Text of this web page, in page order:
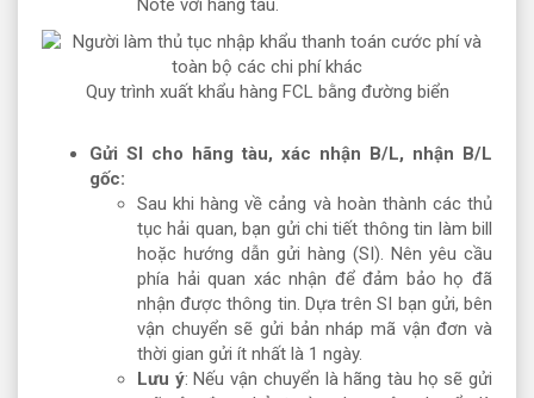
Note với hãng tàu.
Quy trình xuất khẩu hàng FCL bằng đường biển
Gửi SI cho hãng tàu, xác nhận B/L, nhận B/L
gốc:
Sau khi hàng về cảng và hoàn thành các thủ
tục hải quan, bạn gửi chi tiết thông tin làm bill
hoặc hướng dẫn gửi hàng (SI). Nên yêu cầu
phía hải quan xác nhận để đảm bảo họ đã
nhận được thông tin. Dựa trên SI bạn gửi, bên
vận chuyển sẽ gửi bản nháp mã vận đơn và
thời gian gửi ít nhất là 1 ngày.
Lưu ý: Nếu vận chuyển là hãng tàu họ sẽ gửi